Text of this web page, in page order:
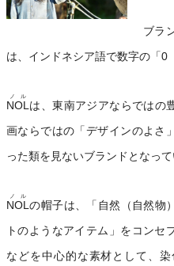
ブラ
は、インドネシア語で数字の「0
NOL
ノル
は、東南アジアならではの
画ならではの「デザインのよさ
った類を見ないブランドとなって
NOL
ノル
の帽子は、「自然（自然物
トのようなアイテム」をコンセ
などを中心的な素材として、